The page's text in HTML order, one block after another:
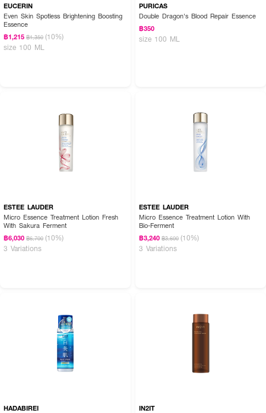
EUCERIN
Even Skin Spotless Brightening Boosting
Essence
฿1,215 ฿1,350 (10%)
size 100 ML
PURICAS
Double Dragon's Blood Repair Essence
฿350
size 100 ML
ESTEE LAUDER
Micro Essence Treatment Lotion Fresh
With Sakura Ferment
฿6,030 ฿6,700 (10%)
3 Variations
ESTEE LAUDER
Micro Essence Treatment Lotion With
Bio-Ferment
฿3,240 ฿3,600 (10%)
3 Variations
HADABIREI IN2IT